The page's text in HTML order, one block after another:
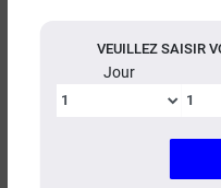
VEUILLEZ SAISIR
Jour